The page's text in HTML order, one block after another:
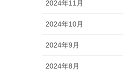
2024年11月
2024年10月
2024年9月
2024年8月